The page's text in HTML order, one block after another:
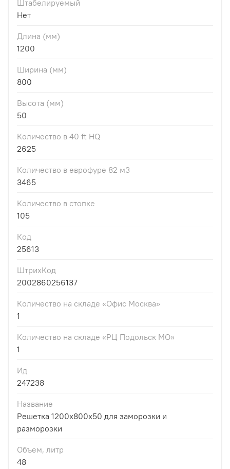
Штабелируемый
Нет
Длина (мм)
1200
Ширина (мм)
800
Высота (мм)
50
Количество в 40 ft HQ
2625
Количество в еврофуре 82 м3
3465
Количество в стопке
105
Код
25613
ШтрихКод
2002860256137
Количество на складе «Офис Москва»
1
Количество на складе «РЦ Подольск МО»
1
Ид
247238
Название
Решетка 1200х800х50 для заморозки и
разморозки
Объем, литр
48